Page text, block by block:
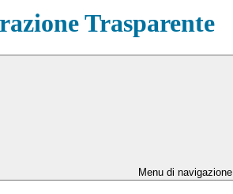
Trasparente
Menu di navigazione